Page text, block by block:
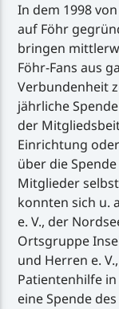
In dem 1998
auf Föhr
bringen
Föhr-Fans aus
Verbundenheit
jährliche
der
Einrichtung
über die
Mitglieder
konnten sich u.
e. V., der
Ortsgruppe
und Herren e.
Patientenhilfe
eine Spende